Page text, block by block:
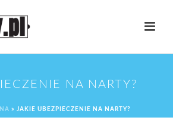
NA NARTY?
» JAKIE UBEZPIECZENIE NA NARTY?